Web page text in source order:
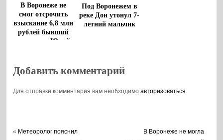
В Воронеже не
смог отсрочить
взыскание 6,8 млн
рублей бывший
чиновник Юрий
Под Воронежем в
реке Дон утонул 7-
летний мальчик
Добавить комментарий
Для отправки комментария вам необходимоавторизоваться.
« Метеоролог пояснил
В Воронеже не могла